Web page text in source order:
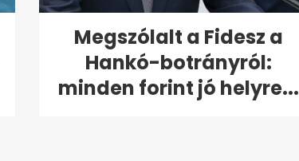
Megszólalt a Fidesz a
Hankó-botrányról:
minden forint jó helyre...